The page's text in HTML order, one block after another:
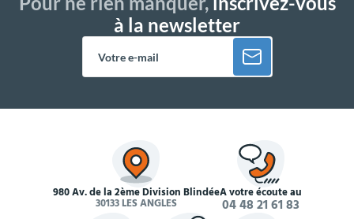
à la newsletter
980 Av. de la 2ème Division Blindée
30133 LES ANGLES
À votre écoute au
04 48 21 61 83